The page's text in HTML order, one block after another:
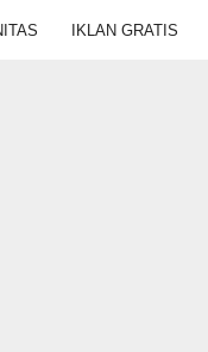
IKLAN GRATIS